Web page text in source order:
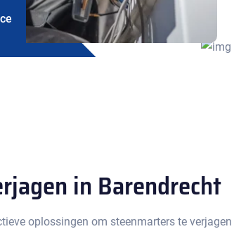
in Barendrecht
oplossingen om steenmarters te